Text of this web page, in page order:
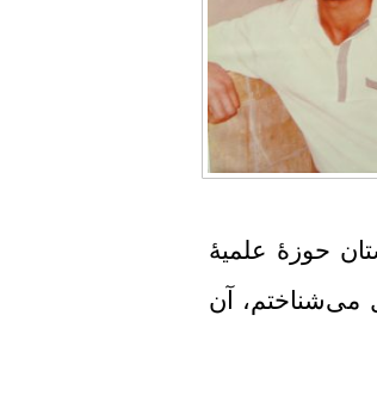
حوزۀ علمیۀ
می‌شناختم، آن